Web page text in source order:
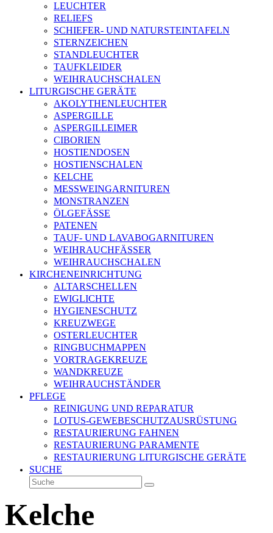
LEUCHTER
RELIEFS
SCHIEFER- UND NATURSTEINTAFELN
STERNZEICHEN
STANDLEUCHTER
TAUFKLEIDER
WEIHRAUCHSCHALEN
LITURGISCHE GERÄTE
AKOLYTHENLEUCHTER
ASPERGILLE
ASPERGILLEIMER
CIBORIEN
HOSTIENDOSEN
HOSTIENSCHALEN
KELCHE
MESSWEINGARNITUREN
MONSTRANZEN
ÖLGEFÄSSE
PATENEN
TAUF- UND LAVABOGARNITUREN
WEIHRAUCHFÄSSER
WEIHRAUCHSCHALEN
KIRCHENEINRICHTUNG
ALTARSCHELLEN
EWIGLICHTE
HYGIENESCHUTZ
KREUZWEGE
OSTERLEUCHTER
RINGBUCHMAPPEN
VORTRAGEKREUZE
WANDKREUZE
WEIHRAUCHSTÄNDER
PFLEGE
REINIGUNG UND REPARATUR
LOTUS-GEWEBESCHUTZAUSRÜSTUNG
RESTAURIERUNG FAHNEN
RESTAURIERUNG PARAMENTE
RESTAURIERUNG LITURGISCHE GERÄTE
SUCHE
Suche
Senden
Kelche